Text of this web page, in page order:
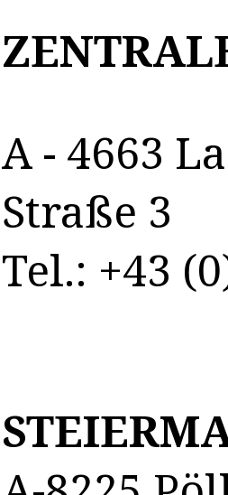
A - 4663
Straße 3
Tel.: +43